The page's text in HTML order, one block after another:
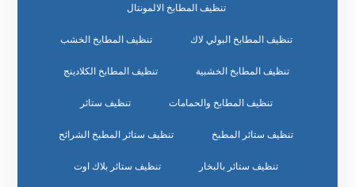
تنظيف المطابخ الالمونتال
تنظيف المطابخ البولي لاك تنظيف المطابخ الخشب
تنظيف المطابخ الخشبية تنظيف المطابخ الكلادينج
تنظيف المطابخ والحمامات تنظيف ستائر
تنظيف ستائر المطبخ تنظيف ستائر المطبخ الشرائح
تنظيف ستائر بالبخار تنظيف ستائر بلاك اوت